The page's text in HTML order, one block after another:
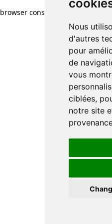
Nous
d'autres
pour
de
vous
ciblées,
notre site
browser console for more